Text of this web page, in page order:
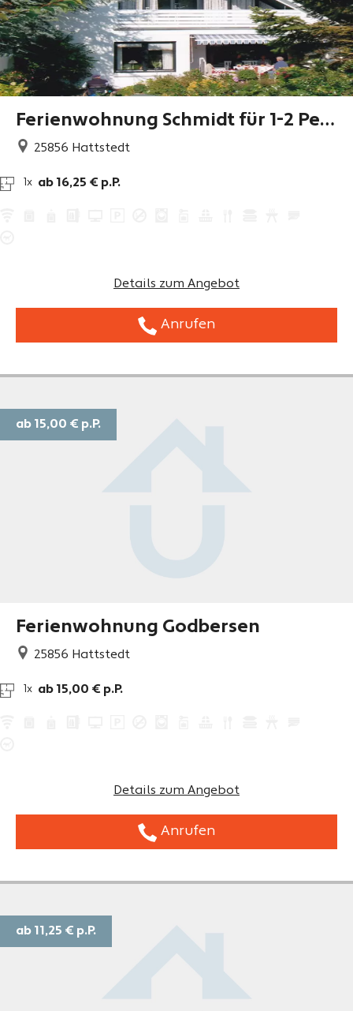
Ferienwohnung Schmidt für 1-2 Per
s. 25856 Hattstedt
1x ab 16,25 € p.P.
Details zum Angebot
Anrufen
Ferienwohnung Godbersen
25856 Hattstedt
1x ab 15,00 € p.P.
Details zum Angebot
Anrufen
ab 15,00 € p.P.
ab 11,25 € p.P.